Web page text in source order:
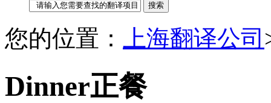
您的位置： 上海翻译公司
Dinner正餐